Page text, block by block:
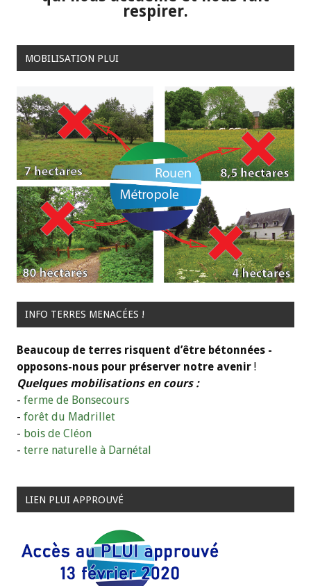
respirer.
MOBILISATION PLUI
INFO TERRES MENACÉES !
Beaucoup de terres risquent d’être bétonnées -
opposons-nous pour préserver notre avenir !
Quelques mobilisations en cours :
- ferme de Bonsecours
- forêt du Madrillet
- bois de Cléon
- terre naturelle à Darnétal
LIEN PLUI APPROUVÉ